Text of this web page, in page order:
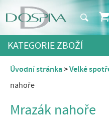
KATEGORIE ZBOŽÍ
Úvodní stránka Velké
nahoře
Mrazák nahoře